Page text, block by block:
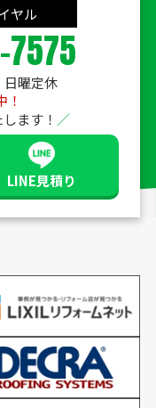
ヤル
曜定休
！
ます！
LINE見積り